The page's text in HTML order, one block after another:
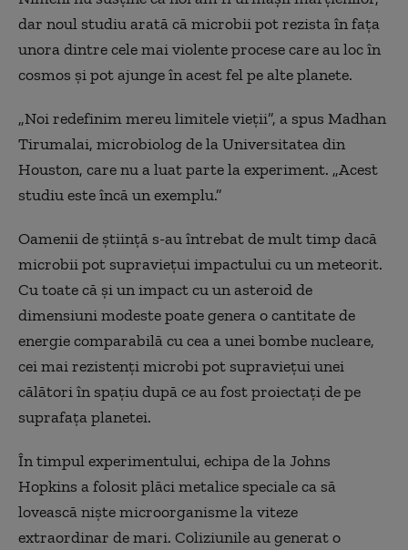
dar noul studiu arată că microbii pot rezista în fața
unora dintre cele mai violente procese care au loc în
cosmos și pot ajunge în acest fel pe alte planete.
„Noi redefinim mereu limitele vieții”, a spus Madhan
Tirumalai, microbiolog de la Universitatea din
Houston, care nu a luat parte la experiment. „Acest
studiu este încă un exemplu.”
Oamenii de știință s-au întrebat de mult timp dacă
microbii pot supraviețui impactului cu un meteorit.
Cu toate că și un impact cu un asteroid de
dimensiuni modeste poate genera o cantitate de
energie comparabilă cu cea a unei bombe nucleare,
cei mai rezistenți microbi pot supraviețui unei
călători în spațiu după ce au fost proiectați de pe
suprafața planetei.
În timpul experimentului, echipa de la Johns
Hopkins a folosit plăci metalice speciale ca să
lovească niște microorganisme la viteze
extraordinar de mari. Coliziunile au generat o